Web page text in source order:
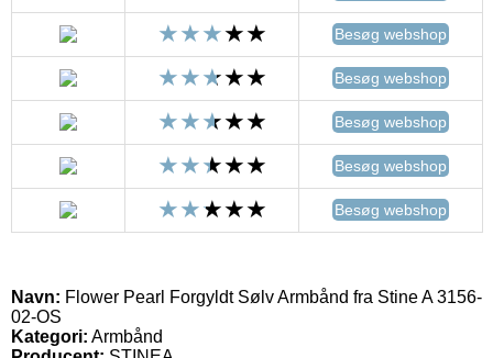
Besøg webshop
Besøg webshop
Besøg webshop
Besøg webshop
Besøg webshop
Navn: Flower Pearl Forgyldt Sølv Armbånd fra Stine A 3156-
02-OS
Kategori: Armbånd